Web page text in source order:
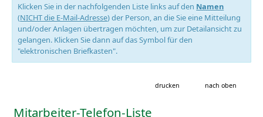
Klicken Sie in der nachfolgenden Liste links auf den Namen
(NICHT die E-Mail-Adresse) der Person, an die Sie eine Mitteilung
und/oder Anlagen übertragen möchten, um zur Detailansicht zu
gelangen. Klicken Sie dann auf das Symbol für den
"elektronischen Briefkasten".
drucken nach oben
Mitarbeiter-Telefon-Liste